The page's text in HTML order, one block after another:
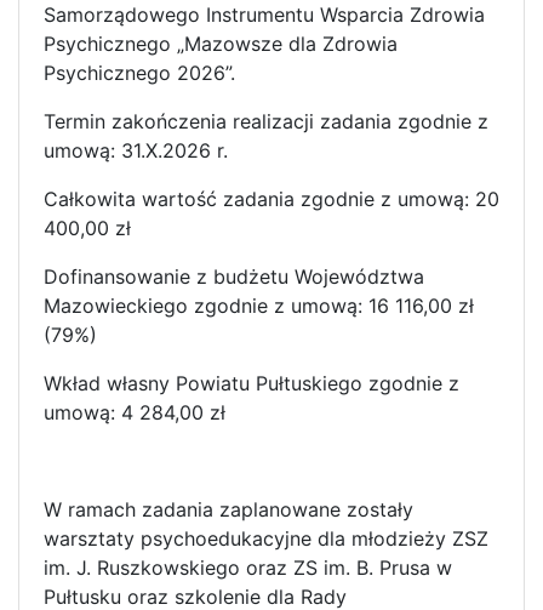
Samorządowego Instrumentu Wsparcia Zdrowia
Psychicznego „Mazowsze dla Zdrowia
Psychicznego 2026”.
Termin zakończenia realizacji zadania zgodnie z
umową: 31.X.2026 r.
Całkowita wartość zadania zgodnie z umową: 20
400,00 zł
Dofinansowanie z budżetu Województwa
Mazowieckiego zgodnie z umową: 16 116,00 zł
(79%)
Wkład własny Powiatu Pułtuskiego zgodnie z
umową: 4 284,00 zł
W ramach zadania zaplanowane zostały
warsztaty psychoedukacyjne dla młodzieży ZSZ
im. J. Ruszkowskiego oraz ZS im. B. Prusa w
Pułtusku oraz szkolenie dla Rady